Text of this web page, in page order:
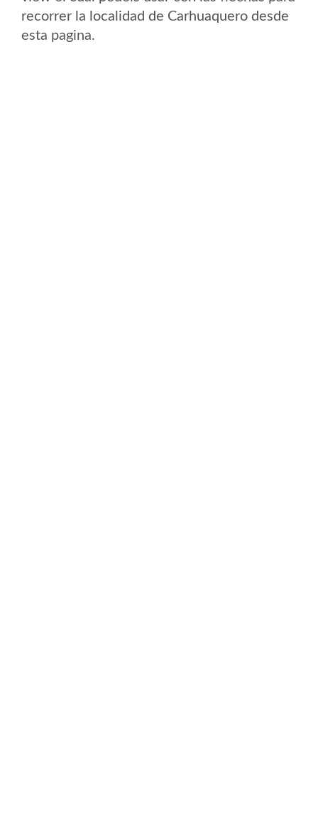
recorrer la localidad de Carhuaquero desde
esta pagina.